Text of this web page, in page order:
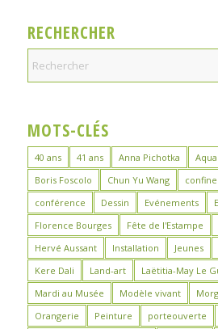
RECHERCHER
MOTS-CLÉS
40 ans 41 ans Anna Pichotka
Boris Foscolo
Chun Yu Wang
conférence
Dessin Evénements
Florence Bourges
Fête de l'Estampe
Hervé Aussant
Installation Jeunes
Kere Dali
Land-art Laëtitia-May Le
Mardi au Musée
Modèle vivant
Orangerie
Peinture porteouverte